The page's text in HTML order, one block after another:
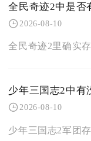
2026-08-10
2026-08-10